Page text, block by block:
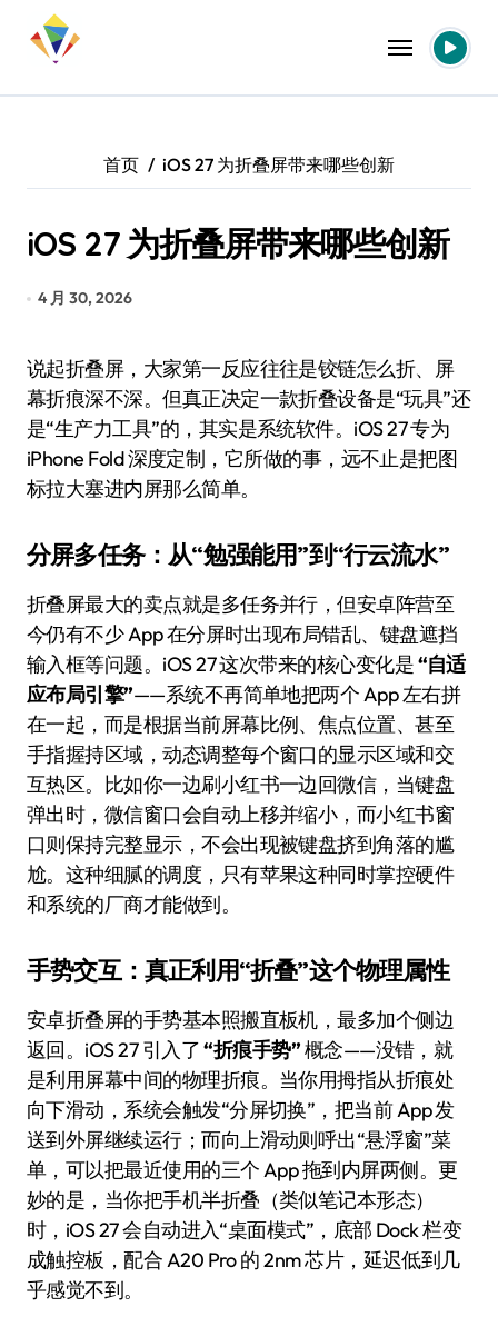
首页 iOS 27 为折叠屏带来哪些创新
iOS 27 为折叠屏带来哪些创新
4 月 30, 2026
说起折叠屏，大家第一反应往往是铰链怎么折、屏
幕折痕深不深。但真正决定一款折叠设备是“玩具”还
是“生产力工具”的，其实是系统软件。iOS 27 专为
iPhone Fold 深度定制，它所做的事，远不止是把图
标拉大塞进内屏那么简单。
分屏多任务：从“勉强能用”到“行云流水”
折叠屏最大的卖点就是多任务并行，但安卓阵营至
今仍有不少 App 在分屏时出现布局错乱、键盘遮挡
输入框等问题。iOS 27 这次带来的核心变化是“自适
应布局引擎”——系统不再简单地把两个 App 左右拼
在一起，而是根据当前屏幕比例、焦点位置、甚至
手指握持区域，动态调整每个窗口的显示区域和交
互热区。比如你一边刷小红书一边回微信，当键盘
弹出时，微信窗口会自动上移并缩小，而小红书窗
口则保持完整显示，不会出现被键盘挤到角落的尴
尬。这种细腻的调度，只有苹果这种同时掌控硬件
和系统的厂商才能做到。
手势交互：真正利用“折叠”这个物理属性
安卓折叠屏的手势基本照搬直板机，最多加个侧边
返回。iOS 27 引入了“折痕手势”概念——没错，就
是利用屏幕中间的物理折痕。当你用拇指从折痕处
向下滑动，系统会触发“分屏切换”，把当前 App 发
送到外屏继续运行；而向上滑动则呼出“悬浮窗”菜
单，可以把最近使用的三个 App 拖到内屏两侧。更
妙的是，当你把手机半折叠（类似笔记本形态）
时，iOS 27 会自动进入“桌面模式”，底部 Dock 栏变
成触控板，配合 A20 Pro 的 2nm 芯片，延迟低到几
乎感觉不到。